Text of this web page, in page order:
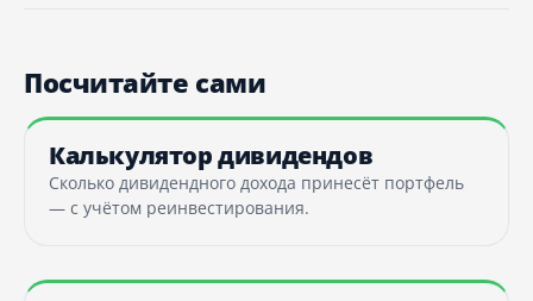
Посчитайте сами
Калькулятор дивидендов
Сколько дивидендного дохода принесёт портфель
— с учётом реинвестирования.